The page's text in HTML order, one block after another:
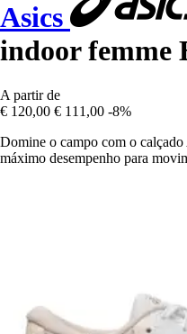
Asics
indoor femme
A partir de
€ 120,00 € 111,00 -8%
Domine o campo com o
máximo desempenho para